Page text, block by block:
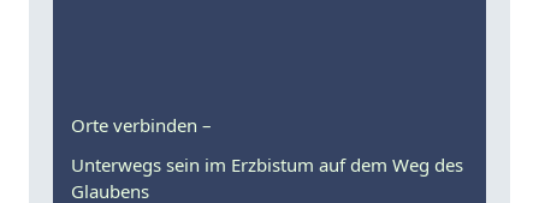
Orte verbinden –
Unterwegs sein im Erzbistum auf dem Weg des
Glaubens